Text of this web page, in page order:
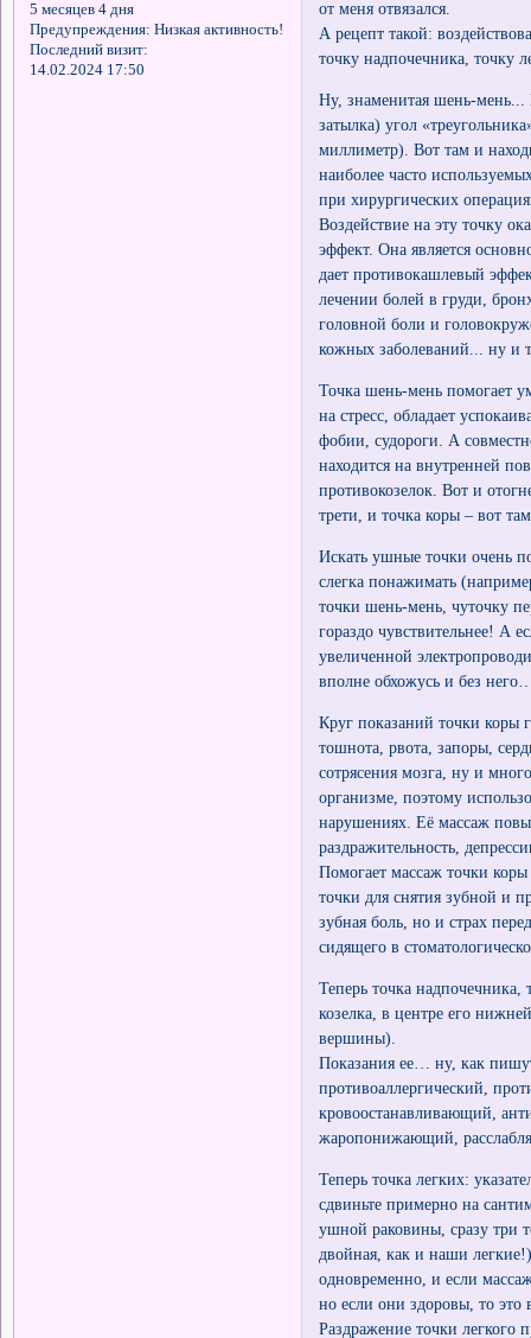
5 месяцев 4 дня
Предупреждения: Низкая активность!
Последний визит:
14.02.2024 17:50
от меня отвязался.
А рецепт такой:
точку надпочечника, точку
Ну, знаменитая шень-мень...
затылка) угол
миллиметр). Вот там и
наиболее часто
при хирургических
Воздействие на эту точку
эффект. Она является
дает противокашлевый
лечении болей в груди,
головной боли и
кожных заболеваний... ну и
Точка шень-мень помогает
на стресс, обладает
фобии, судороги. А
находится на внутренней
противокозелок. Вот и
трети, и точка коры – вот
Искать ушные точки очень
слегка понажимать
точки шень-мень, чуточку
гораздо чувствительнее! А
увеличенной
вполне обхожусь и без
Круг показаний точки коры
тошнота, рвота, запоры,
сотрясения мозга, ну и
организме, поэтому
нарушениях. Её массаж
раздражительность,
Помогает массаж точки
точки для снятия зубной и
зубная боль, но и страх
сидящего в
Теперь точка
козелка, в центре его
вершины).
Показания ее… ну, как
противоаллергический,
кровоостанавливающий,
жаропонижающий,
Теперь точка легких:
сдвиньте примерно на
ушной раковины, сразу три
двойная, как и наши
одновременно, и если
но если они здоровы, то это
Раздражение точки легкого